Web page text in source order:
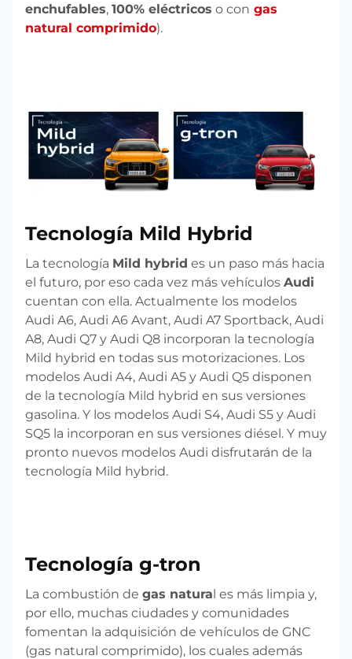
enchufables, 100% eléctricos o con gas
natural comprimido).
Tecnología Mild Hybrid
La tecnología Mild hybrid es un paso más hacia
el futuro, por eso cada vez más vehículos Audi
cuentan con ella. Actualmente los modelos
Audi A6, Audi A6 Avant, Audi A7 Sportback, Audi
A8, Audi Q7 y Audi Q8 incorporan la tecnología
Mild hybrid en todas sus motorizaciones. Los
modelos Audi A4, Audi A5 y Audi Q5 disponen
de la tecnología Mild hybrid en sus versiones
gasolina. Y los modelos Audi S4, Audi S5 y Audi
SQ5 la incorporan en sus versiones diésel. Y muy
pronto nuevos modelos Audi disfrutarán de la
tecnología Mild hybrid.
Tecnología g-tron
La combustión de gas natural es más limpia y,
por ello, muchas ciudades y comunidades
fomentan la adquisición de vehículos de GNC
(gas natural comprimido), los cuales además